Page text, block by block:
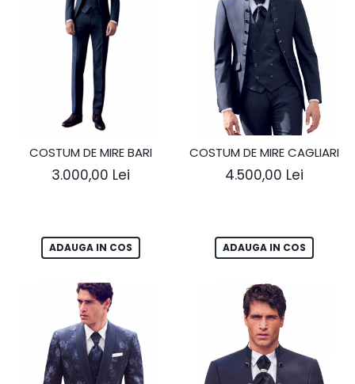
COSTUM DE MIRE BARI
3.000,00 Lei
ADAUGA IN COS
COSTUM DE MIRE CAGLIARI
4.500,00 Lei
ADAUGA IN COS